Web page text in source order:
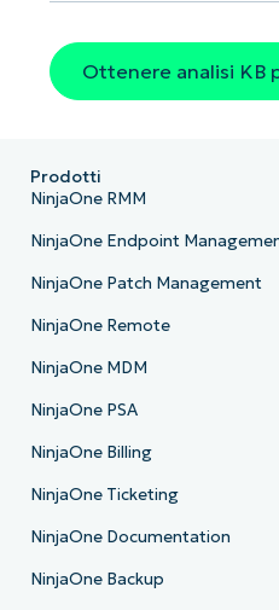
Ottenere analisi KB
Prodotti
NinjaOne RMM
NinjaOne Endpoint
NinjaOne Patch Management
NinjaOne Remote
NinjaOne MDM
NinjaOne PSA
NinjaOne Billing
NinjaOne Ticketing
NinjaOne Documentation
NinjaOne Backup